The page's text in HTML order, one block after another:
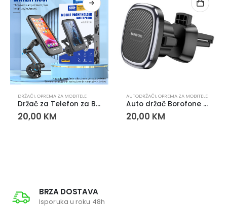
PUNJAČIDRŽAČI,OPREMA ZA MOBITELE
Držač za Telefon za Bicikl i Romobil YC-23
20,00 KM
AUTODRŽAČI,OPREMA ZA MOBITELE
Auto držač Borofone BH67
20,00 KM
BRZA DOSTAVA
Isporuka u roku 48h